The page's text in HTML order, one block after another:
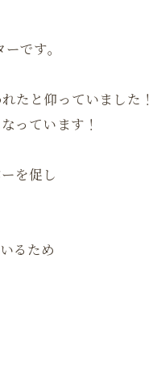
です。
たと仰っていました！
っています！
を促し
るため